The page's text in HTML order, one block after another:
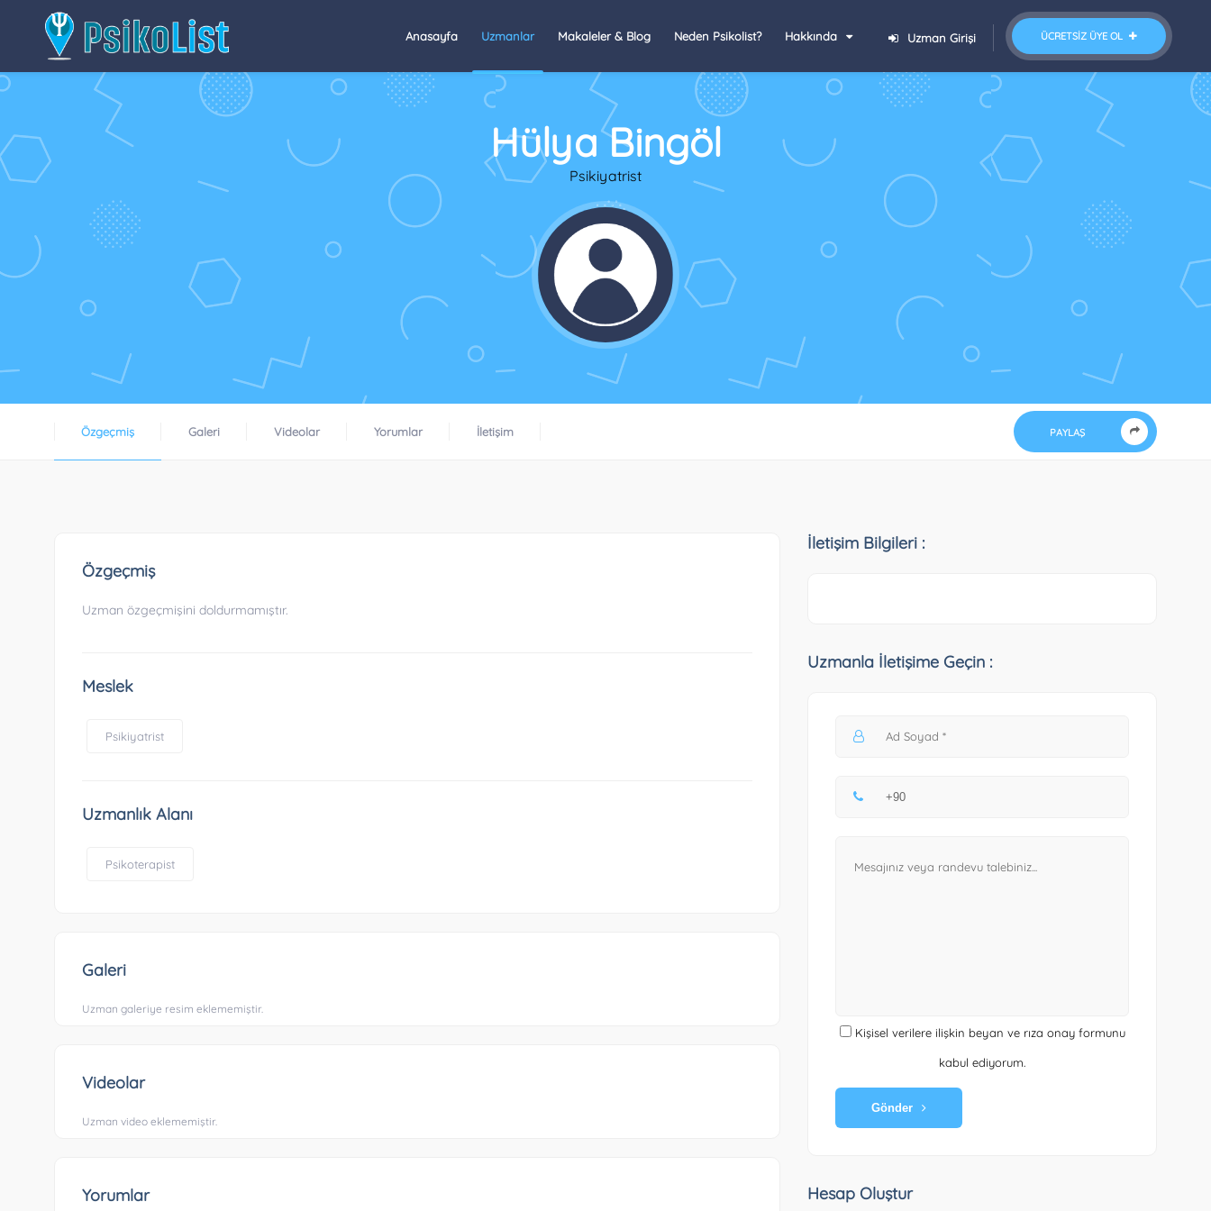
ÜCRETSIZ ÜYE OL
Uzman Girişi
Anasayfa Uzmanlar Makaleler & Blog Neden Psikolist? Hakkında
Hülya Bingöl
Psikiyatrist
Özgeçmiş Galeri Videolar Yorumlar İletişim PAYLAŞ
Özgeçmiş
Uzman özgeçmişini doldurmamıştır.
Meslek
Psikiyatrist
Uzmanlık Alanı
Psikoterapist
Galeri
Uzman galeriye resim eklememiştir.
Videolar
Uzman video eklememiştir.
Yorumlar
İletişim Bilgileri :
Uzmanla İletişime Geçin :
Kişisel verilere ilişkin beyan ve rıza onay formunu
kabul ediyorum.
Gönder
Hesap Oluştur